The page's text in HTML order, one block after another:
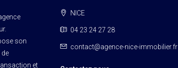
agence
son
et
NICE
04 23 24 27 28
contact@agence-nice-immobilier.fr